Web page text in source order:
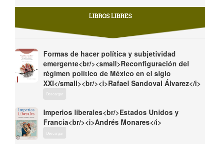
LIBROS LIBRES
Formas de hacer política y subjetividad
emergente<br/><small>Reconfiguración del
régimen político de México en el siglo
XXI</small><br/><i>Rafael Sandoval Álvarez</i>
Descargar
Imperios liberales<br/>Estados Unidos y
Francia<br/><i>Andrés Monares</i>
Descargar